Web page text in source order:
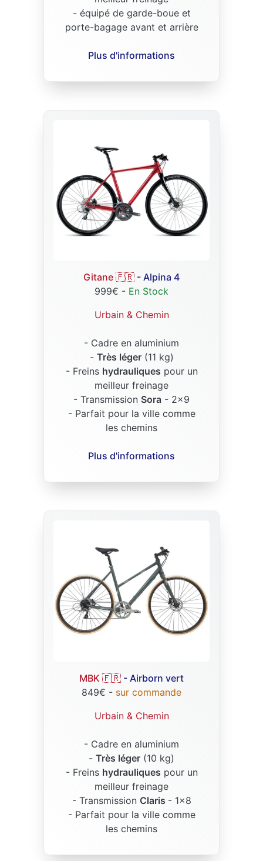
- équipé de garde-boue et
porte-bagage avant et arrière
Plus d'informations
Gitane 🇫🇷 - Alpina 4
999€ - En Stock
Urbain & Chemin
- Cadre en aluminium
- Très léger(11 kg)
- Freins hydrauliques pour un
meilleur freinage
- Transmission Sora - 2x9
- Parfait pour la ville comme
les chemins
Plus d'informations
MBK 🇫🇷 - Airborn vert
849€ - sur commande
Urbain & Chemin
- Cadre en aluminium
- Très léger (10 kg)
- Freins hydrauliques pour un
meilleur freinage
- Transmission Claris - 1x8
- Parfait pour la ville comme
les chemins